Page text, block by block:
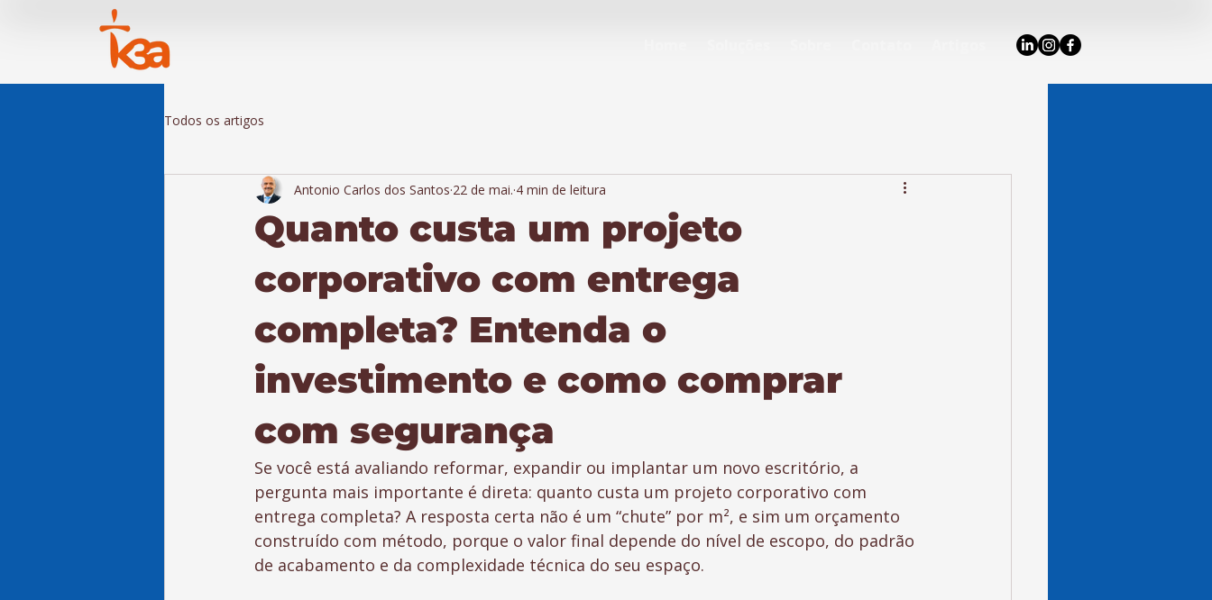
Todos os artigos
Quanto custa um projeto
corporativo com entrega
completa? Entenda o
investimento e como comprar
com segurança
Antonio Carlos dos Santos 22 de mai. 4 min de leitura
Se você está avaliando reformar, expandir ou implantar um novo escritório, a
pergunta mais importante é direta: quanto custa um projeto corporativo com
entrega completa? A resposta certa não é um “chute” por m², e sim um orçamento
construído com método, porque o valor final depende do nível de escopo, do padrão
de acabamento e da complexidade técnica do seu espaço.